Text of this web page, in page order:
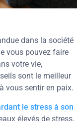
dans la société
vous pouvez faire
votre vie,
sont le meilleur
vous sentir en paix.
le stress à son
élevés de stress,